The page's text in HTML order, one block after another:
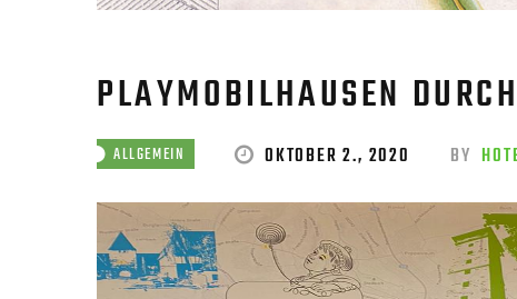
PLAYMOBILHAUSEN
ALLGEMEIN OKTOBER 2., 2020 BY